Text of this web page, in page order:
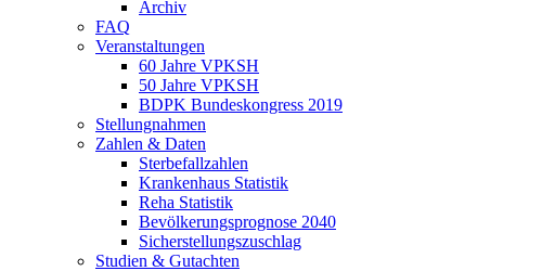
Archiv
FAQ
Veranstaltungen
60 Jahre VPKSH
50 Jahre VPKSH
BDPK Bundeskongress 2019
Stellungnahmen
Zahlen & Daten
Sterbefallzahlen
Krankenhaus Statistik
Reha Statistik
Bevölkerungs­prognose 2040
Sicherstellungs­zuschlag
Studien & Gutachten